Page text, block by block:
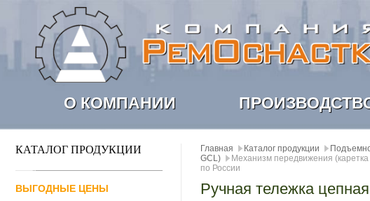
О КОМПАНИИ
КАТАЛОГ ПРОДУКЦИИ
ВЫГОДНЫЕ ЦЕНЫ
Главная Каталог продукции
GCL)
Механизм передвижения
по России
Ручная тележка